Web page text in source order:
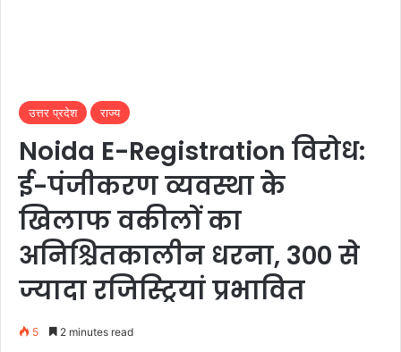
उत्तर प्रदेश राज्य
Noida E-Registration विरोध:
ई-पंजीकरण व्यवस्था के
खिलाफ वकीलों का
अनिश्चितकालीन धरना, 300 से
ज्यादा रजिस्ट्रियां प्रभावित
5 2 minutes read